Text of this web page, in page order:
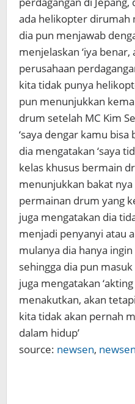
ada helikopter dirumah
dia pun menjawab
menjelaskan ‘iya
perusahaan
kita tidak punya
pun menunjukkan
drum setelah MC Kim
‘saya dengar kamu bisa
dia mengatakan ‘saya
kelas khusus bermain
menunjukkan bakat
permainan drum yang
juga mengatakan dia
menjadi penyanyi atau
mulanya dia hanya
sehingga dia pun
juga mengatakan
menakutkan, akan
kita tidak akan pernah
dalam hidup’
source: newsen, newsen